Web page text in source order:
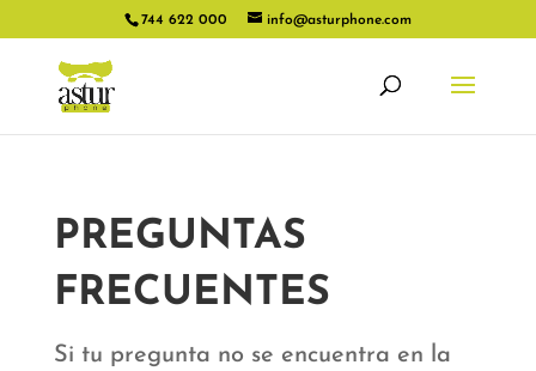
744 622 000 info@asturphone.com
PREGUNTAS
FRECUENTES
Si tu pregunta no se encuentra en la